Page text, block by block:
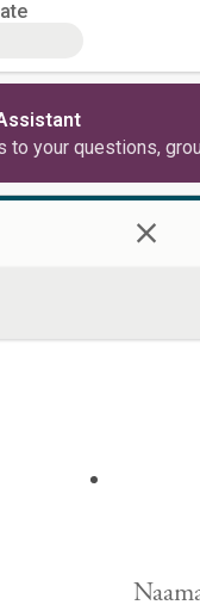
to your questions,
×